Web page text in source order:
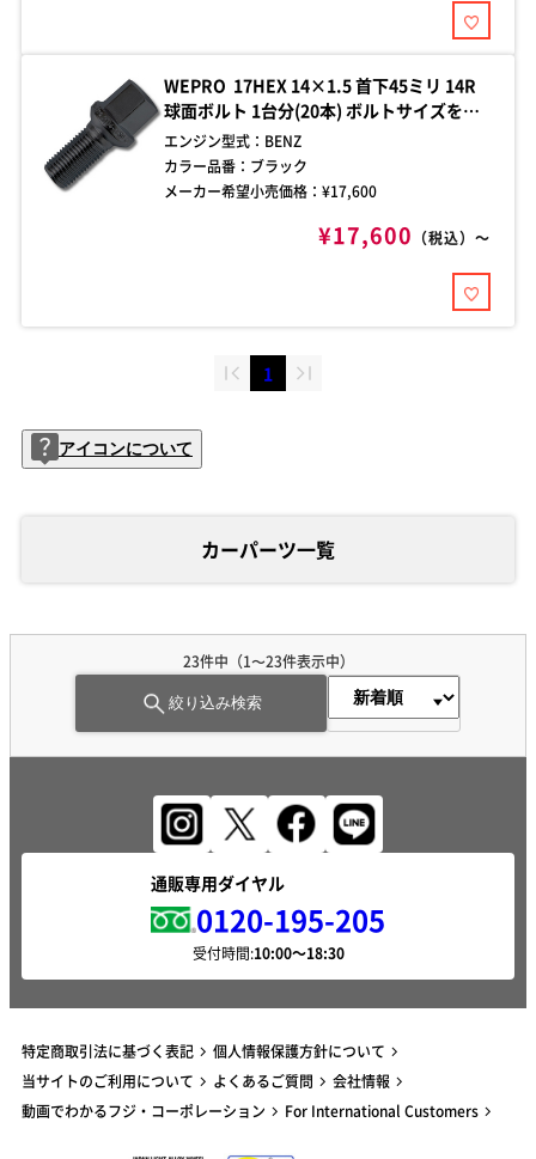
WEPRO 17HEX 14×1.5 首下45ミリ 14R
球面ボルト 1台分(20本) ボルトサイズをご
確認の上、お買い求めください。ご不明な
点はお問い合わせください。
エンジン型式： BENZ
カラー品番： ブラック
メーカー希望小売価格：¥17,600
¥17,600 （税込）～
1
アイコンについて
カーパーツ一覧
23件中（1〜23件表示中）
絞り込み検索
通販専用ダイヤル
0120-195-205
受付時間:
特定商取引法に基づく表記
個人情報保護方針について
当サイトのご利用について
よくあるご質問
会社情報
動画でわかるフジ・コーポレーション
For International Customers